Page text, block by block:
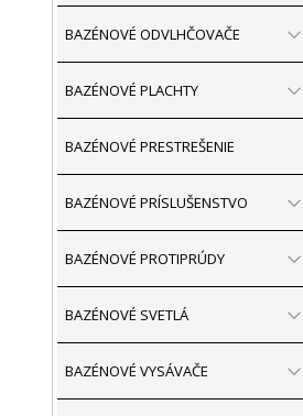
BAZÉNOVÉ ODVLHČOVAČE
BAZÉNOVÉ PLACHTY
BAZÉNOVÉ PRESTREŠENIE
BAZÉNOVÉ PRÍSLUŠENSTVO
BAZÉNOVÉ PROTIPRÚDY
BAZÉNOVÉ SVETLÁ
BAZÉNOVÉ VYSÁVAČE